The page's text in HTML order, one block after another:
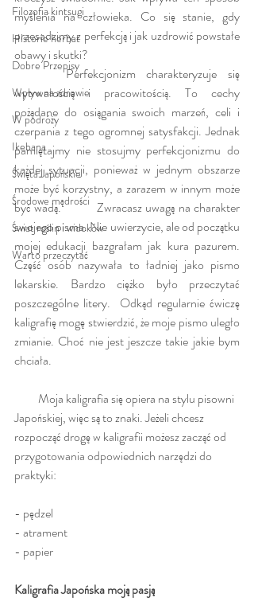
Filozofia kintsugi
Historie herbat
Dobre Przepisy
Wpływ na zdrowie
W podróży
Ikebana
Święta Japońskie
Środowe mądrości
Świat roślin i widoków
Warto przeczytać
myślenia na człowieka. Co się stanie, gdy
przesadzimy z perfekcją i jak uzdrowić powstałe
obawy i skutki?
	 Perfekcjonizm charakteryzuje się
wytrwałością i pracowitością. To cechy
pożądane do osiągania swoich marzeń, celi i
czerpania z tego ogromnej satysfakcji. Jednak
pamiętajmy nie stosujmy perfekcjonizmu do
każdej sytuacji, ponieważ w jednym obszarze
może być korzystny, a zarazem w innym może
być wadą.          Zwracasz uwagą na charakter
swojego pisma. Nie uwierzycie, ale od początku
mojej edukacji bazgrałam jak kura pazurem.
Część osób nazywała to ładniej jako pismo
lekarskie. Bardzo ciężko było przeczytać
poszczególne litery.  Odkąd regularnie ćwiczę
kaligrafię mogę stwierdzić, że moje pismo uległo
zmianie. Choć nie jest jeszcze takie jakie bym
chciała.
Japońskiej, więc są to znaki. Jeżeli chcesz
rozpocząć drogę w kaligrafii możesz zacząć od
przygotowania odpowiednich narzędzi do
praktyki:
- pędzel
- atrament
- papier
Kaligrafia Japońska moją pasją